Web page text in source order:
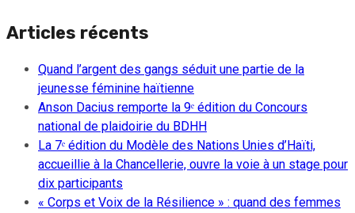
Articles récents
Quand l’argent des gangs séduit une partie de la
jeunesse féminine haïtienne
Anson Dacius remporte la 9ᵉ édition du Concours
national de plaidoirie du BDHH
La 7ᵉ édition du Modèle des Nations Unies d’Haïti,
accueillie à la Chancellerie, ouvre la voie à un stage pour
dix participants
« Corps et Voix de la Résilience » : quand des femmes